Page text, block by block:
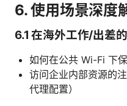
6. 使用场景深度
6.1 在海外工作/出差
如何在公共 Wi-Fi 下
访问企业内部资源的
代理配置）